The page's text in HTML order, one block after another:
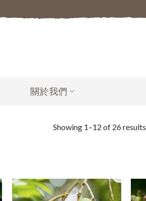
關於我們
Showing 1–12 of 26 results